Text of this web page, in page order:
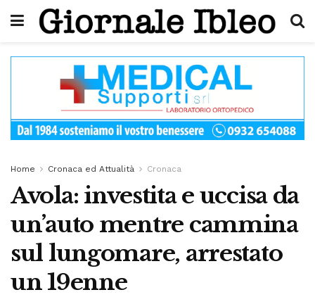
Home Cronaca ed Attualità Cronaca
Avola: investita e uccisa da
un’auto mentre cammina
sul lungomare, arrestato
un 19enne